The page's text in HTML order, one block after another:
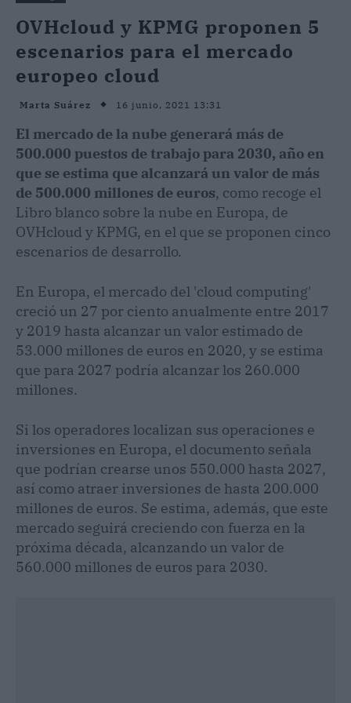
OVHcloud y KPMG proponen 5
escenarios para el mercado
europeo cloud
Marta Suárez 16 junio, 2021 13:31
El mercado de la nube generará más de
500.000 puestos de trabajo para 2030, año en
que se estima que alcanzará un valor de más
de 500.000 millones de euros, como recoge el
Libro blanco sobre la nube en Europa, de
OVHcloud y KPMG, en el que se proponen cinco
escenarios de desarrollo.
En Europa, el mercado del 'cloud computing'
creció un 27 por ciento anualmente entre 2017
y 2019 hasta alcanzar un valor estimado de
53.000 millones de euros en 2020, y se estima
que para 2027 podría alcanzar los 260.000
millones.
Si los operadores localizan sus operaciones e
inversiones en Europa, el documento señala
que podrían crearse unos 550.000 hasta 2027,
así como atraer inversiones de hasta 200.000
millones de euros. Se estima, además, que este
mercado seguirá creciendo con fuerza en la
próxima década, alcanzando un valor de
560.000 millones de euros para 2030.